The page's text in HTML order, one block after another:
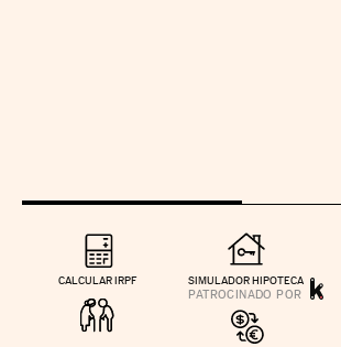
CALCULAR IRPF SIMULADOR HIPOTECA